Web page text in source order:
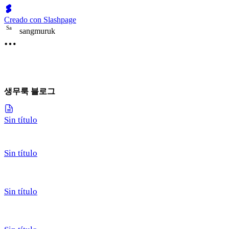
Creado con Slashpage
Sa sangmuruk
생무룩 블로그
Sin título
Sin título
Sin título